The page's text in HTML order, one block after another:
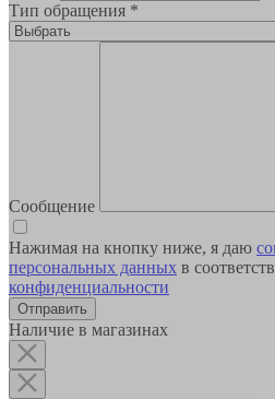
Тип обращения *
Сообщение
Нажимая на кнопку ниже, я даю
персональных данных в
конфиденциальности
Наличие в магазинах